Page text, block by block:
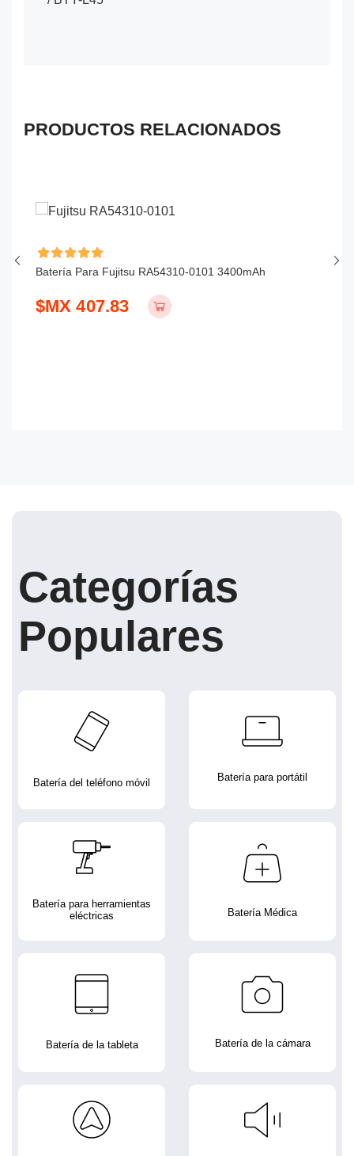
PRODUCTOS RELACIONADOS
Batería Para Fujitsu RA54310-0101 3400mAh
$MX 407.83
Categorías
Populares
Batería del teléfono móvil Batería para portátil
Batería para herramientas
eléctricas
Batería Médica
Batería de la tableta Batería de la cámara